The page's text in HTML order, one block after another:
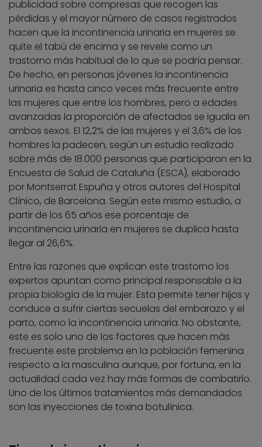
publicidad sobre compresas que recogen las
pérdidas y el mayor número de casos registrados
hacen que la incontinencia urinaria en mujeres se
quite el tabú de encima y se revele como un
trastorno más habitual de lo que se podría pensar.
De hecho, en personas jóvenes la incontinencia
urinaria es hasta cinco veces más frecuente entre
las mujeres que entre los hombres, pero a edades
avanzadas la proporción de afectados se iguala en
ambos sexos. El 12,2% de las mujeres y el 3,6% de los
hombres la padecen, según un estudio realizado
sobre más de 18.000 personas que participaron en la
Encuesta de Salud de Cataluña (ESCA), elaborado
por Montserrat Espuña y otros autores del Hospital
Clínico, de Barcelona. Según este mismo estudio, a
partir de los 65 años ese porcentaje de
incontinencia urinaria en mujeres se duplica hasta
llegar al 26,6%.
Entre las razones que explican este trastorno los
expertos apuntan como principal responsable a la
propia biología de la mujer. Esta permite tener hijos y
conduce a sufrir ciertas secuelas del embarazo y el
parto, como la incontinencia urinaria. No obstante,
este es solo uno de los factores que hacen más
frecuente este problema en la población femenina
respecto a la masculina aunque, por fortuna, en la
actualidad cada vez hay más formas de combatirlo.
Uno de los últimos tratamientos más demandados
son las inyecciones de toxina botulínica.